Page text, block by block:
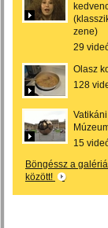
zene)
29
Olasz
128
Vatikáni
15
Böngéssz a
között!